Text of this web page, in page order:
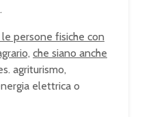
persone fisiche con
che siano anche
agriturismo,
elettrica o